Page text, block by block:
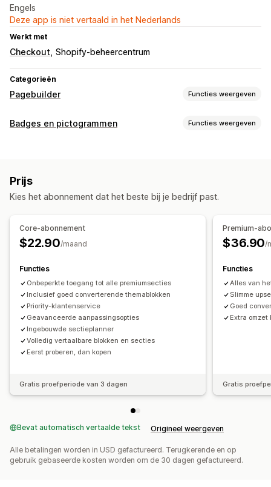
Engels
Deze app is niet vertaald in het Nederlands
Werkt met
Checkout Shopify-beheercentrum
Categorieën
Pagebuilder Functies weergeven
Soorten pagina's
Pagina´s beheren
Bewerkingstool
Elementen Globale secties
Fragmenten
Badges en pictogrammen Functies weergeven
Trust
Grootte
Planning
Landingspagina's Productpagina's
Prijs
Kies het abonnement dat het beste bij je bedrijf past.
Core-abonnement
$22.90/maand
Functies
Onbeperkte toegang tot alle premiumsecties
Inclusief goed converterende themablokken
Priority-klantenservice
Geavanceerde aanpassingsopties
Ingebouwde sectieplanner
Volledig vertaalbare blokken en secties
Eerst proberen, dan kopen
Gratis proefperiode van 3 dagen
Premium-
$36.90/
Functies
Alles van
Slimme
Goed
Extra
Gratis
Bevat automatisch vertaalde tekst Origineel weergeven
Alle betalingen worden in USD gefactureerd. Terugkerende en op
gebruik gebaseerde kosten worden om de 30 dagen gefactureerd.